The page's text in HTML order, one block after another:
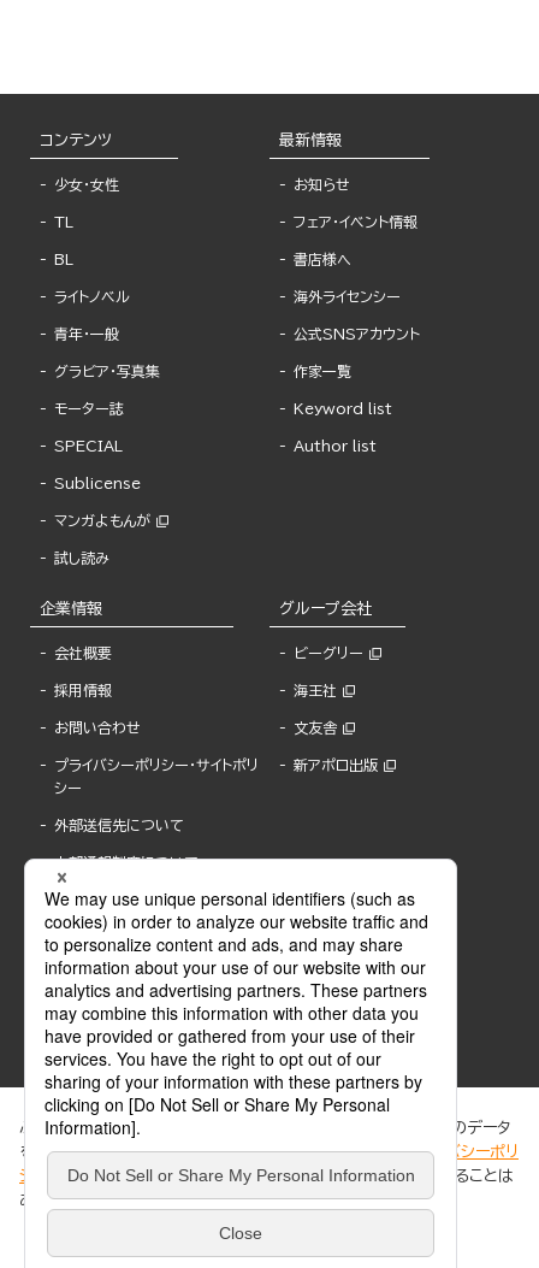
コンテンツ
少女・女性
TL
BL
ライトノベル
青年・一般
グラビア・写真集
モーター誌
SPECIAL
Sublicense
マンガよもんが
試し読み
最新情報
お知らせ
フェア・イベント情報
書店様へ
海外ライセンシー
公式SNSアカウント
作家一覧
Keyword list
Author list
企業情報
会社概要
採用情報
お問い合わせ
プライバシーポリシー・サイトポリ
シー
外部送信先について
内部通報制度について
グループ会社
ビーグリー
海王社
文友舎
新アポロ出版
ABJマークは、この電子書店・電子書籍配信サービスが、著作権者からコンテンツ使用許諾を
得た正規版配信サービスであることを示す登録商標(登録番号 第6091713号)です。
ABJマークの詳細、ABJマークを掲示しているサービスの一覧はこちら。
ぶんか社が運営するサイトでは、利便性向上のためにCookie等のデータ
を使用しています。 当社のCookieについての詳細は、「プライバシーポリ
シー
」をご覧ください。当サイトでは、訪問者の個人情報を追跡することは
ありません。